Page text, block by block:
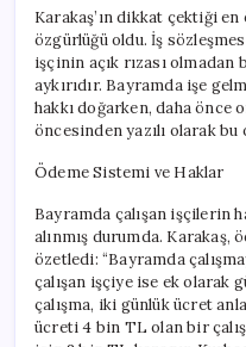
Karakaş’ın dikkat çektiği
özgürlüğü oldu. İş
işçinin açık rızası olmadan
aykırıdır. Bayramda işe
hakkı doğarken, daha önce
öncesinden yazılı olarak bu
Ödeme Sistemi ve Haklar
Bayramda çalışan işçilerin
alınmış durumda. Karakaş,
özetledi: “Bayramda
çalışan işçiye ise ek olarak
çalışma, iki günlük ücret
ücreti 4 bin TL olan bir